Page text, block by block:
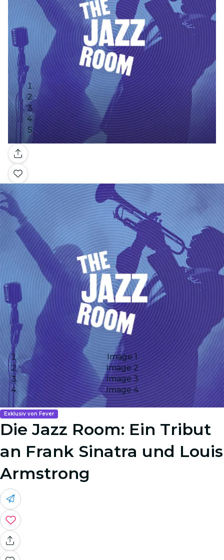
Galerie
Image 1
Image 2
Image 3
Image 4
Exklusiv von Fever
Die Jazz Room: Ein Tribut
an Frank Sinatra und Louis
Armstrong